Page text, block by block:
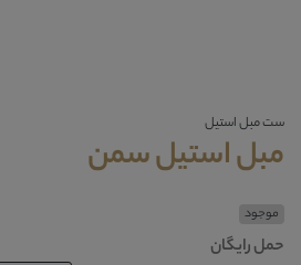
ست مبل استیل
مبل استیل سمن
موجود
حمل رایگان